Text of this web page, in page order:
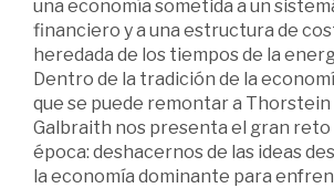
una economía sometida a un
financiero y a una estructura de
heredada de los tiempos de la
Dentro de la tradición de la
que se puede remontar a Thorstein
Galbraith nos presenta el gran reto
época: deshacernos de las ideas
la economía dominante para